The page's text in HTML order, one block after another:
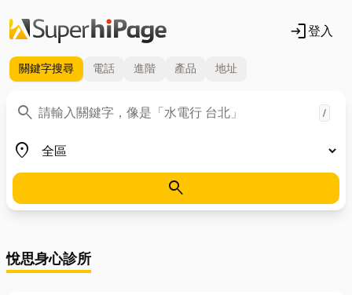
login登入
關鍵字搜尋 電話 進階 產品 地址
search
關鍵字 /
place
地區
search
悅思身心診所